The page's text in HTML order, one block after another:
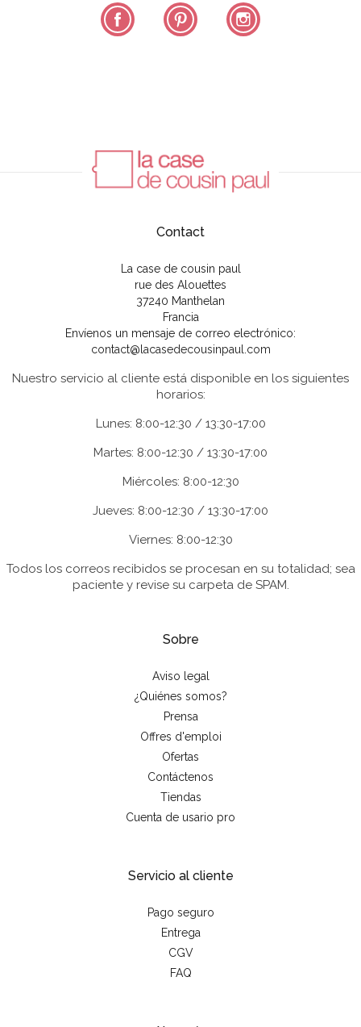
Facebook Pinterest
Contact
La case de cousin paul
rue des Alouettes
37240 Manthelan
Francia
Envíenos un mensaje de correo electrónico:
contact@lacasedecousinpaul.com
Nuestro servicio al cliente está disponible en los siguientes
horarios:
Lunes: 8:00-12:30 / 13:30-17:00
Martes: 8:00-12:30 / 13:30-17:00
Miércoles: 8:00-12:30
Jueves: 8:00-12:30 / 13:30-17:00
Viernes: 8:00-12:30
Todos los correos recibidos se procesan en su totalidad; sea
paciente y revise su carpeta de SPAM.
Sobre
Aviso legal
¿Quiénes somos?
Prensa
Offres d'emploi
Ofertas
Contáctenos
Tiendas
Cuenta de usario pro
Servicio al cliente
Pago seguro
Entrega
CGV
FAQ